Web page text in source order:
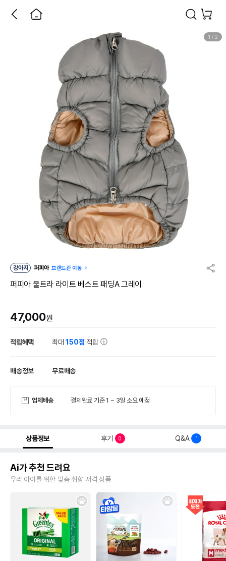
1 / 2
강아지 퍼피아 브랜드관 이동
퍼피아 울트라 라이트 베스트 패딩A 그레이
47,000원
적립혜택 최대150점 적립
배송정보 무료배송
업체배송 결제완료 기준 1 ~ 3일 소요 예정
상품정보 후기 0 Q&A 1
Ai가 추천 드려요
우리 아이를 위한 맞춤 취향 저격 상품